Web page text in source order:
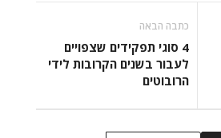
כתבה הבאה
4 סוגי תפקידים שצפויים
לעבור בשנים הקרובות לידי
הרובוטים